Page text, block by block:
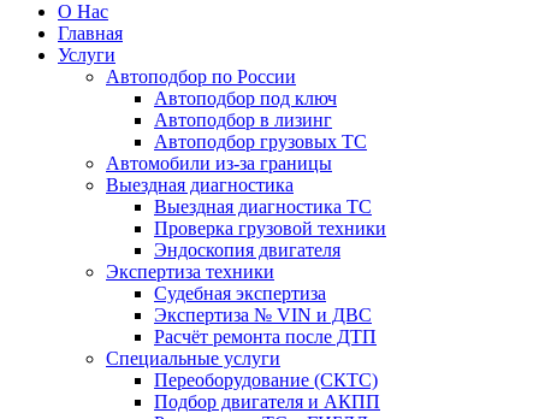
О Нас
Главная
Услуги
Автоподбор по России
Автоподбор под ключ
Автоподбор в лизинг
Автоподбор грузовых ТС
Автомобили из-за границы
Выездная диагностика
Выездная диагностика ТС
Проверка грузовой техники
Эндоскопия двигателя
Экспертиза техники
Судебная экспертиза
Экспертиза № VIN и ДВС
Расчёт ремонта после ДТП
Специальные услуги
Переоборудование (СКТС)
Подбор двигателя и АКПП